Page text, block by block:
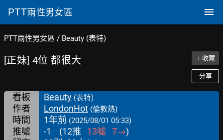
PTT兩性男女區
PTT兩性男女區 / Beauty (表特)
[正妹] 4位 都很大 ＋收藏
分享
看板 Beauty (表特)
作者 LondonHot (倫敦熱)
時間 1年前 (2025/08/01 05:33)
推噓 -1 (12推 13噓 7→)